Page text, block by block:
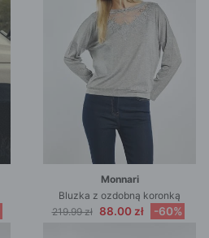
Monnari
Bluzka z ozdobną koronką
219.99 zł 88.00 zł -60%